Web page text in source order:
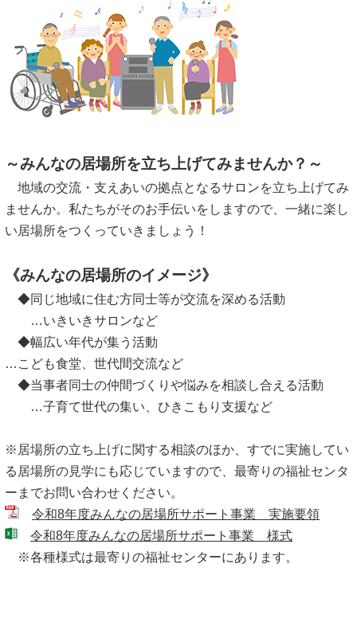
～みんなの居場所を立ち上げてみませんか？～
地域の交流・支えあいの拠点となるサロンを立ち上げてみ
ませんか。私たちがそのお手伝いをしますので、一緒に楽し
い居場所をつくっていきましょう！
《みんなの居場所のイメージ》
◆同じ地域に住む方同士等が交流を深める活動
…いきいきサロンなど
◆幅広い年代が集う活動
…こども食堂、世代間交流など
◆当事者同士の仲間づくりや悩みを相談し合える活動
…子育て世代の集い、ひきこもり支援など
※居場所の立ち上げに関する相談のほか、すでに実施してい
る居場所の見学にも応じていますので、最寄りの福祉センタ
ーまでお問い合わせください。
令和8年度みんなの居場所サポート事業 実施要領
令和8年度みんなの居場所サポート事業 様式
※各種様式は最寄りの福祉センターにあります。